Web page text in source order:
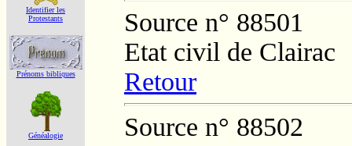
Identifier les
Protestants
Prénoms bibliques
Généalogie
Source n° 88501
Etat civil de Clairac
Retour
Source n° 88502